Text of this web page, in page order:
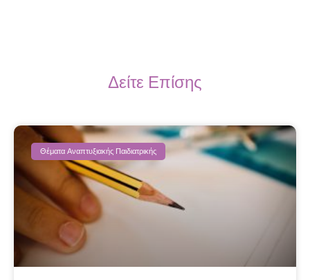
Δείτε Επίσης
Θέματα Αναπτυξιακής Παιδιατρικής